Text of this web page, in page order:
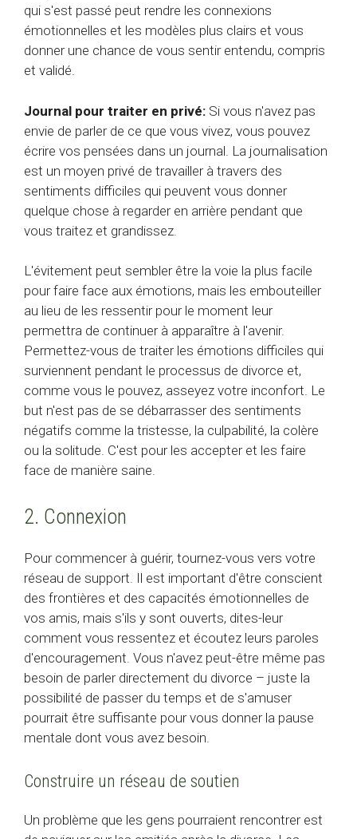
qui s'est passé peut rendre les connexions
émotionnelles et les modèles plus clairs et vous
donner une chance de vous sentir entendu, compris
et validé.
Journal pour traiter en privé: Si vous n'avez pas
envie de parler de ce que vous vivez, vous pouvez
écrire vos pensées dans un journal. La journalisation
est un moyen privé de travailler à travers des
sentiments difficiles qui peuvent vous donner
quelque chose à regarder en arrière pendant que
vous traitez et grandissez.
L'évitement peut sembler être la voie la plus facile
pour faire face aux émotions, mais les embouteiller
au lieu de les ressentir pour le moment leur
permettra de continuer à apparaître à l'avenir.
Permettez-vous de traiter les émotions difficiles qui
surviennent pendant le processus de divorce et,
comme vous le pouvez, asseyez votre inconfort. Le
but n'est pas de se débarrasser des sentiments
négatifs comme la tristesse, la culpabilité, la colère
ou la solitude. C'est pour les accepter et les faire
face de manière saine.
2. Connexion
Pour commencer à guérir, tournez-vous vers votre
réseau de support. Il est important d'être conscient
des frontières et des capacités émotionnelles de
vos amis, mais s'ils y sont ouverts, dites-leur
comment vous ressentez et écoutez leurs paroles
d'encouragement. Vous n'avez peut-être même pas
besoin de parler directement du divorce – juste la
possibilité de passer du temps et de s'amuser
pourrait être suffisante pour vous donner la pause
mentale dont vous avez besoin.
Construire un réseau de soutien
Un problème que les gens pourraient rencontrer est